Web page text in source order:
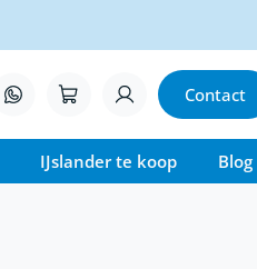
Contact
IJslander te koop Blog